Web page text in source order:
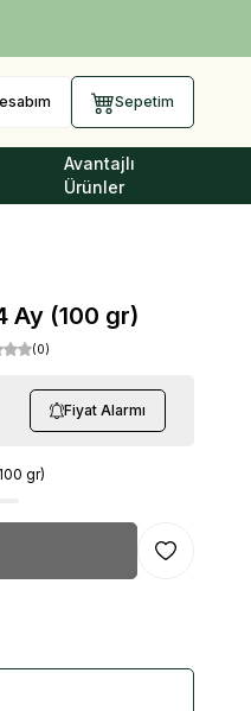
Sepetim
Avantajlı
Ürünler
Ay (100 gr)
(0)
Fiyat Alarmı
gr)
Favoriye